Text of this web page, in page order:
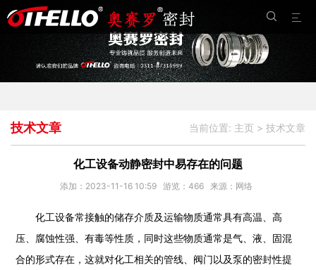


技术文章 当前位置: 主页 > 技术文章
化工设备动静密封中易存在的问题
添加：2023-11-16 10:59 游览： 466 来源：网络
化工设备常接触的储存介质及运输物质通常具有高温、高
压、腐蚀性强、有毒等性质，同时这些物质通常是气、液、固混
合的形式存在，这就对化工相关的管线、阀门以及泵的密封性提